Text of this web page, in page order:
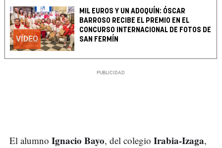
VÍDEO
MIL EUROS Y UN ADOQUÍN: ÓSCAR
BARROSO RECIBE EL PREMIO EN EL
CONCURSO INTERNACIONAL DE FOTOS DE
SAN FERMÍN
El alumno Ignacio Bayo, del colegio Irabia-Izaga,